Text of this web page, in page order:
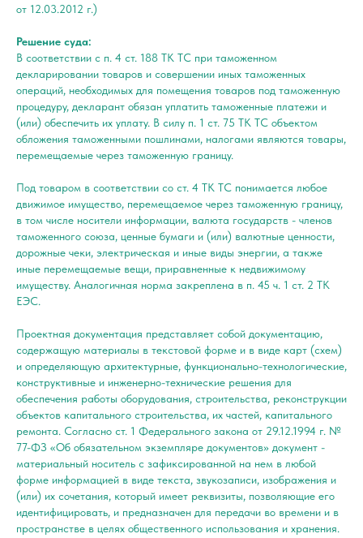
от 12.03.2012 г.)
Решение суда:
В соответствии с п. 4 ст. 188 ТК ТС при таможенном
декларировании товаров и совершении иных таможенных
операций, необходимых для помещения товаров под таможенную
процедуру, декларант обязан уплатить таможенные платежи и
(или) обеспечить их уплату. В силу п. 1 ст. 75 ТК ТС объектом
обложения таможенными пошлинами, налогами являются товары,
перемещаемые через таможенную границу.
Под товаром в соответствии со ст. 4 ТК ТС понимается любое
движимое имущество, перемещаемое через таможенную границу,
в том числе носители информации, валюта государств - членов
таможенного союза, ценные бумаги и (или) валютные ценности,
дорожные чеки, электрическая и иные виды энергии, а также
иные перемещаемые вещи, приравненные к недвижимому
имуществу. Аналогичная норма закреплена в п. 45 ч. 1 ст. 2 ТК
ЕЭС.
Проектная документация представляет собой документацию,
содержащую материалы в текстовой форме и в виде карт (схем)
и определяющую архитектурные, функционально-технологические,
конструктивные и инженерно-технические решения для
обеспечения работы оборудования, строительства, реконструкции
объектов капитального строительства, их частей, капитального
ремонта. Согласно ст. 1 Федерального закона от 29.12.1994 г. №
77-ФЗ «Об обязательном экземпляре документов» документ -
материальный носитель с зафиксированной на нем в любой
форме информацией в виде текста, звукозаписи, изображения и
(или) их сочетания, который имеет реквизиты, позволяющие его
идентифицировать, и предназначен для передачи во времени и в
пространстве в целях общественного использования и хранения.